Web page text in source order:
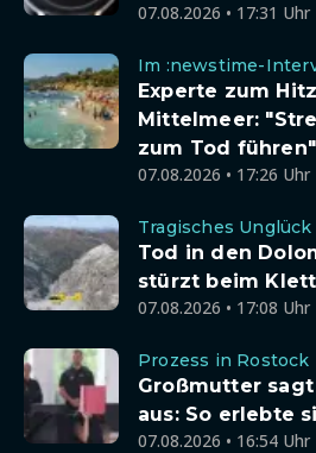
07.08.2026 • 17:31 Uhr
Im :newstime-
Experte zum
Mittelmeer:
zum Tod führen"
07.08.2026 • 17:26 Uhr
Tragisches Unglück
Tod in den
stürzt beim
07.08.2026 • 17:08 Uhr
Prozess in Rostock
Großmutter
aus: So erlebte
07.08.2026 • 16:54 Uhr